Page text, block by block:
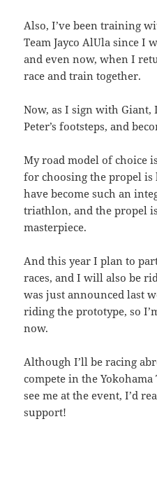
Also, I’ve been training
Team Jayco AlUla since I
and even now, when I
race and train together.
Now, as I sign with
Peter’s footsteps, and
My road model of choice
for choosing the propel is
have become such an
triathlon, and the propel
masterpiece.
And this year I plan to
races, and I will also be
was just announced last
riding the prototype, so
now.
Although I’ll be racing
compete in the
see me at the event, I’d
support!